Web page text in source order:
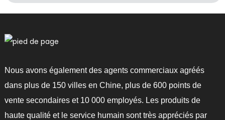
Nous avons également des agents commerciaux agréés
dans plus de 150 villes en Chine, plus de 600 points de
vente secondaires et 10 000 employés. Les produits de
haute qualité et le service humain sont très appréciés par